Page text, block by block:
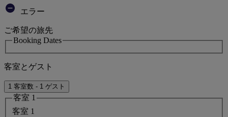
エラー
ご希望の旅先
Booking Dates
客室とゲスト
1 客室数 - 1 ゲスト
客室 1
客室 1